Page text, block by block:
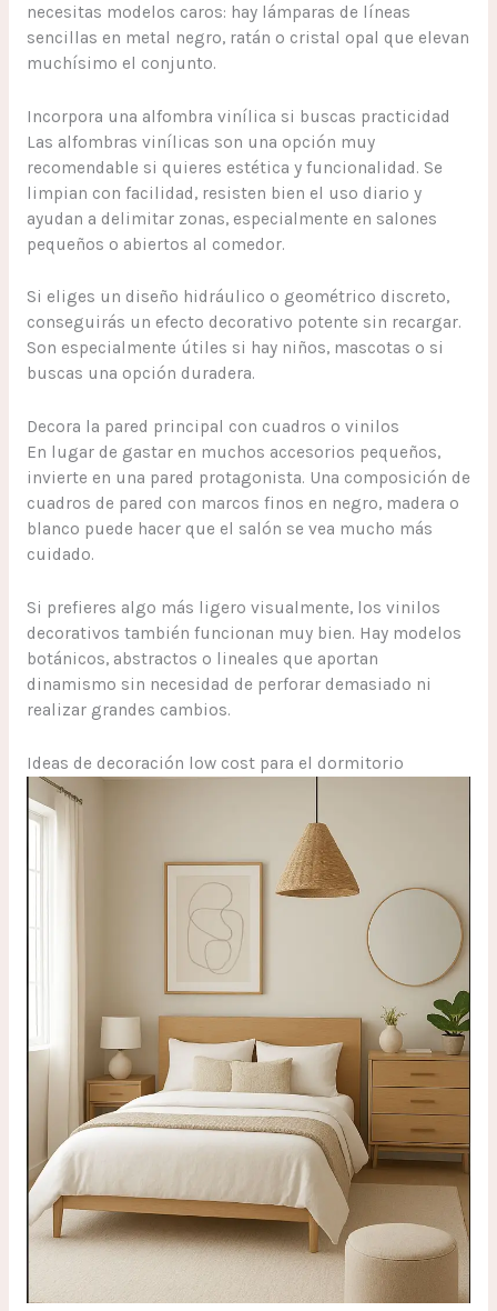
necesitas modelos caros: hay lámparas de líneas
sencillas en metal negro, ratán o cristal opal que elevan
muchísimo el conjunto.
Incorpora una alfombra vinílica si buscas practicidad
Las alfombras vinílicas son una opción muy
recomendable si quieres estética y funcionalidad. Se
limpian con facilidad, resisten bien el uso diario y
ayudan a delimitar zonas, especialmente en salones
pequeños o abiertos al comedor.
Si eliges un diseño hidráulico o geométrico discreto,
conseguirás un efecto decorativo potente sin recargar.
Son especialmente útiles si hay niños, mascotas o si
buscas una opción duradera.
Decora la pared principal con cuadros o vinilos
En lugar de gastar en muchos accesorios pequeños,
invierte en una pared protagonista. Una composición de
cuadros de pared con marcos finos en negro, madera o
blanco puede hacer que el salón se vea mucho más
cuidado.
Si prefieres algo más ligero visualmente, los vinilos
decorativos también funcionan muy bien. Hay modelos
botánicos, abstractos o lineales que aportan
dinamismo sin necesidad de perforar demasiado ni
realizar grandes cambios.
Ideas de decoración low cost para el dormitorio